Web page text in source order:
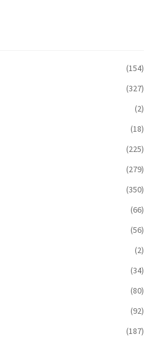
(154)
(327)
(2)
(18)
(225)
(279)
(350)
(66)
(56)
(2)
(34)
(80)
(92)
(187)